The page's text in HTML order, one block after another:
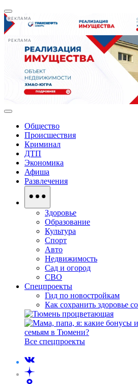
РЕКЛАМА
РЕКЛАМА
Общество
Происшествия
Криминал
ДТП
Экономика
Афиша
Развлечения
Здоровье
Образование
Культура
Спорт
Авто
Недвижимость
Сад и огород
СВО
Спецпроекты
Гид по новостройкам
Как сохранить здоровье
Все спецпроекты